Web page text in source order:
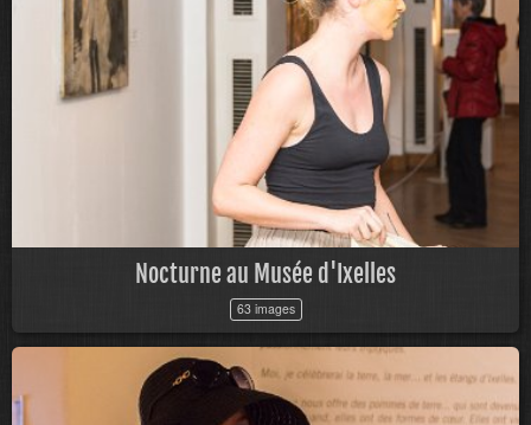
Nocturne au Musée d'Ixelles
63 images